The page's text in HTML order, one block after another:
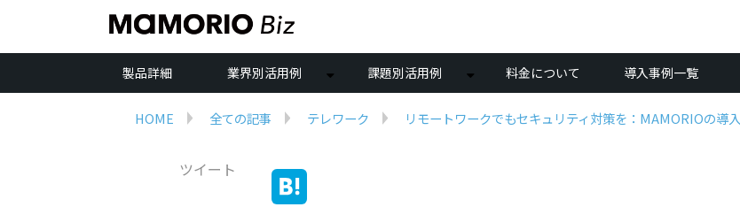
製品詳細 業界別活用例 課題別活用例 料金について 導入事例一覧
HOME 全ての記事 テレワーク リモートワークでもセキュリティ対策を：MAMORIOの導入
ツイート